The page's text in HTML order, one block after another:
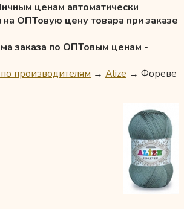
ценам автоматически
на ОПТовую цену товара при заказе
заказа по ОПТовым ценам -
производителям → Alize → Фореве